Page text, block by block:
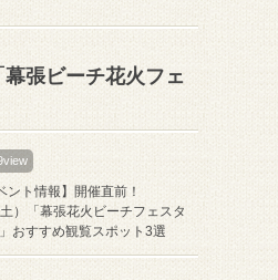
幕張ビーチ花火フェ
ント情報】開催直前！
）「幕張花火ビーチフェスタ
おすすめ観覧スポット3選